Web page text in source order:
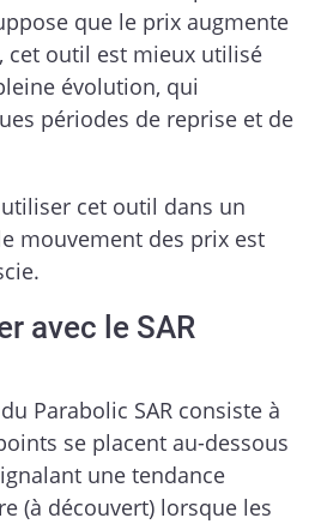
que le prix augmente
cet outil est mieux utilisé
évolution, qui
périodes de reprise et de
utiliser cet outil dans un
mouvement des prix est
avec le SAR
Parabolic SAR consiste à
se placent au-dessous
une tendance
(à découvert) lorsque les